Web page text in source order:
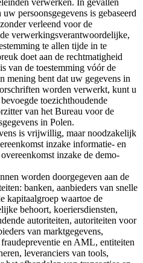
verwerken. In gevallen
persoonsgegevens is gebaseerd
verleend voor de
verwerkingsverantwoordelijke,
te allen tijde in te
doet aan de rechtmatigheid
van de toestemming vóór de
mening bent dat uw gegevens in
worden verwerkt, kunt u
toezichthoudende
van het Bureau voor de
in Polen.
is vrijwillig, maar noodzakelijk
inzake informatie- en
inzake de demo-
worden doorgegeven aan de
banken, aanbieders van snelle
kapitaalgroep waartoe de
behoort, koeriersdiensten,
autoriteiten, autoriteiten voor
van marktgegevens,
en AML, entiteiten
leveranciers van tools,